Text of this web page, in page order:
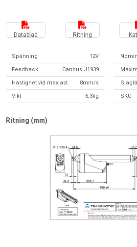
Datablad
Ritning
Spänning 12V
Feedback Canbus J1939
Hastighet vid maxlast 8mm/s
Vikt 6,3kg SKU
Ritning (mm)